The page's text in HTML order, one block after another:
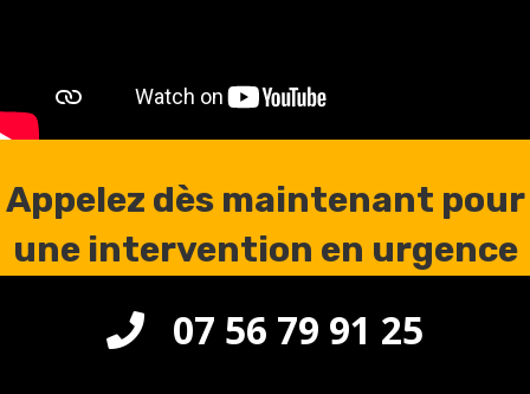
Appelez dès maintenant pour
une intervention en urgence
07 56 79 91 25